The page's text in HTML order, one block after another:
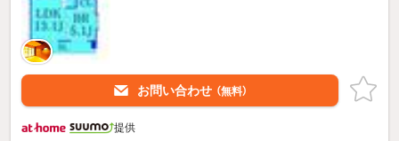
お問い合わせ （無料）
提供